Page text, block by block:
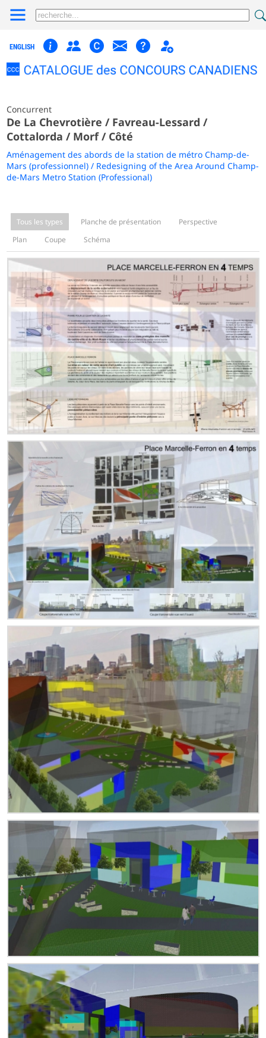
ENGLISH
Concurrent
De La Chevrotière / Favreau-Lessard /
Cottalorda / Morf / Côté
Aménagement des abords de la station de métro Champ-de-
Mars (professionnel) / Redesigning of the Area Around Champ-
de-Mars Metro Station (Professional)
Tous les types Planche de présentation
Perspective
Plan
Coupe Schéma